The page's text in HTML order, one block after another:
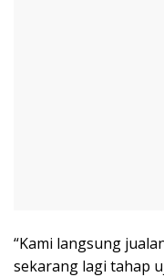
“Kami langsung
sekarang lagi tahap